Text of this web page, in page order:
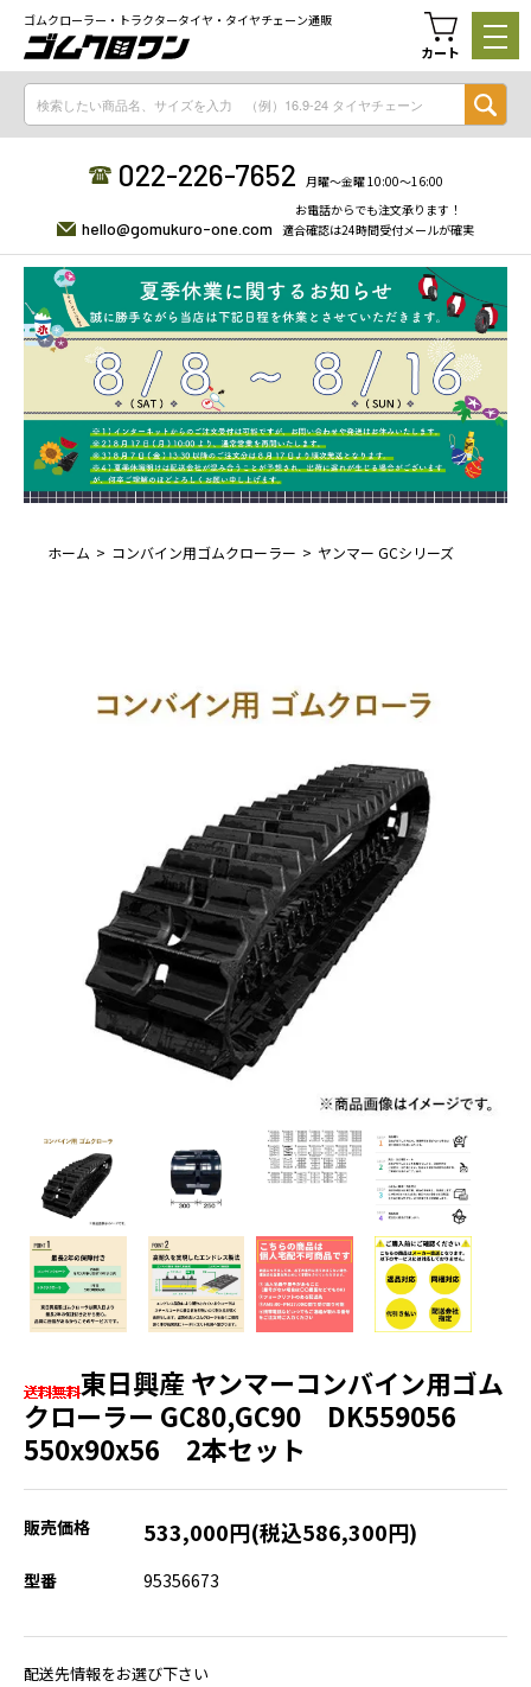
ゴムクローラー・トラクタータイヤ・タイヤチェーン通販
カート
022-226-7652 月曜〜金曜 10:00〜16:00
hello@gomukuro-one.com
お電話からでも注文承ります！
適合確認は24時間受付メールが確実
ホーム コンバイン用ゴムクローラー ヤンマー GCシリーズ
東日興産 ヤンマーコンバイン用ゴム
クローラー GC80,GC90 DK559056
550x90x56 2本セット
販売価格 533,000円(税込586,300円)
型番 95356673
配送先情報をお選び下さい